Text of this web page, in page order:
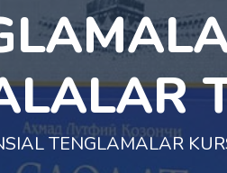
TENGLAMALAR